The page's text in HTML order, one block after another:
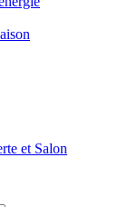
et Salon